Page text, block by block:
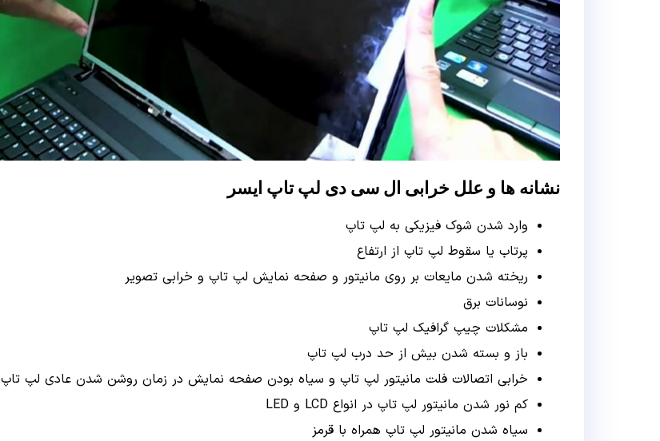
نشانه ها و علل خرابی ال سی دی لپ تاپ ایسر
وارد شدن شوک فیزیکی به لپ تاپ
پرتاب یا سقوط لپ تاپ از ارتفاع
ریخته شدن مایعات بر روی مانیتور و صفحه نمایش لپ تاپ و خرابی تصویر
نوسانات برق
مشکلات چیپ گرافیک لپ تاپ
باز و بسته شدن بیش از حد درب لپ تاپ
خرابی اتصالات فلت مانیتور لپ تاپ و سیاه بودن صفحه نمایش در زمان روشن شدن عادی لپ تاپ
کم نور شدن مانیتور لپ تاپ در انواع LCD و LED
سیاه شدن مانیتور لپ تاپ همراه با قرمز